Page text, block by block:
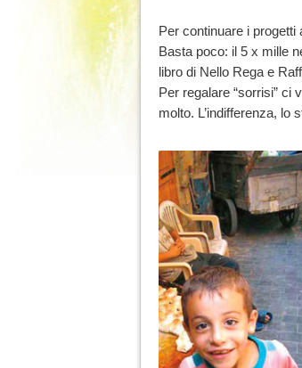
Per continuare i progetti
Basta poco: il 5 x mille
libro di Nello Rega e
Per regalare “sorrisi” ci
molto. L’indifferenza, lo